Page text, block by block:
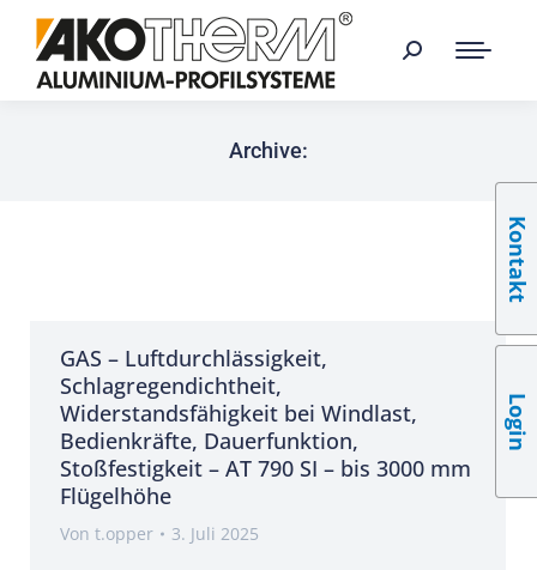
Archive:
GAS – Luftdurchlässigkeit,
Schlagregendichtheit,
Widerstandsfähigkeit bei Windlast,
Bedienkräfte, Dauerfunktion,
Stoßfestigkeit – AT 790 SI – bis 3000 mm
Flügelhöhe
Von t.opper 3. Juli 2025
Kontakt
Login